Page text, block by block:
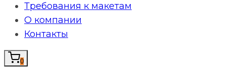
Требования к макетам
О компании
Контакты
0